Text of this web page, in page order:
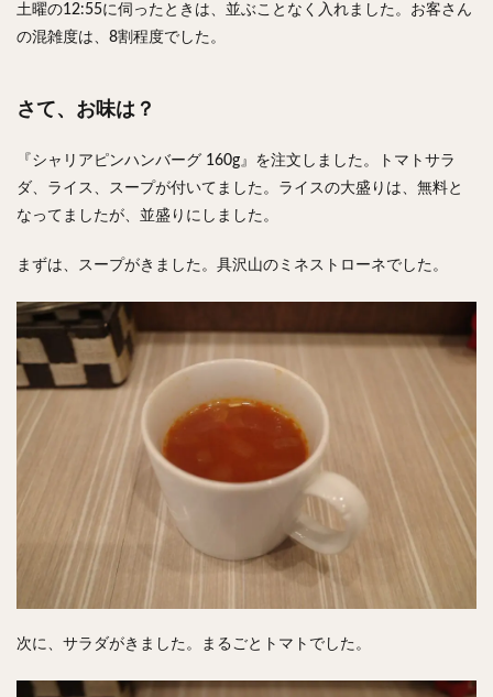
土曜の12:55に伺ったときは、並ぶことなく入れました。お客さん
の混雑度は、8割程度でした。
さて、お味は？
『シャリアピンハンバーグ 160g』を注文しました。トマトサラ
ダ、ライス、スープが付いてました。ライスの大盛りは、無料と
なってましたが、並盛りにしました。
まずは、スープがきました。具沢山のミネストローネでした。
次に、サラダがきました。まるごとトマトでした。